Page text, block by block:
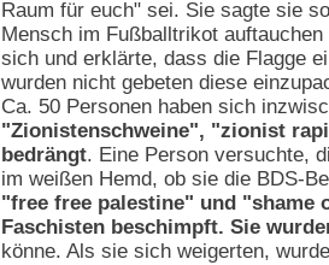
Raum für euch" sei. Sie sagte sie
Mensch im Fußballtrikot
sich und erklärte, dass die Flagge
wurden nicht gebeten diese
Ca. 50 Personen haben sich
"Zionistenschweine", "zionist
bedrängt. Eine Person versuchte,
im weißen Hemd, ob sie die BDS-
"free free palestine" und "shame
Faschisten beschimpft. Sie
könne. Als sie sich weigerten,